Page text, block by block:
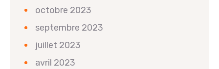
octobre 2023
septembre 2023
juillet 2023
avril 2023